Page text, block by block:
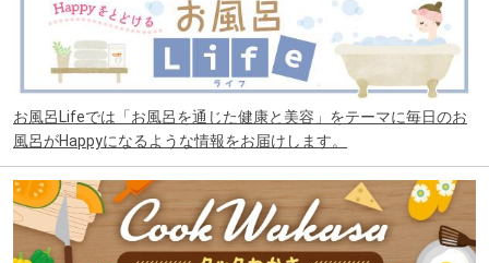
お風呂Lifeでは「お風呂を通じた健康と美容」をテーマに毎日のお
風呂がHappyになるような情報をお届けします。